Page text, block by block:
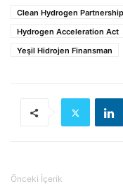
Clean Hydrogen Partnership
Hydrogen Acceleration Act
Yeşil Hidrojen Finansman
Önceki İçerik